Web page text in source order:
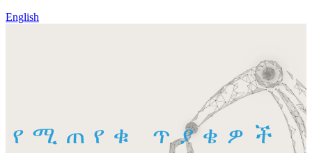
English
የሚጠየቁ ጥያቄዎች